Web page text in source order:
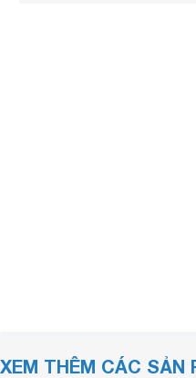
XEM THÊM CÁC